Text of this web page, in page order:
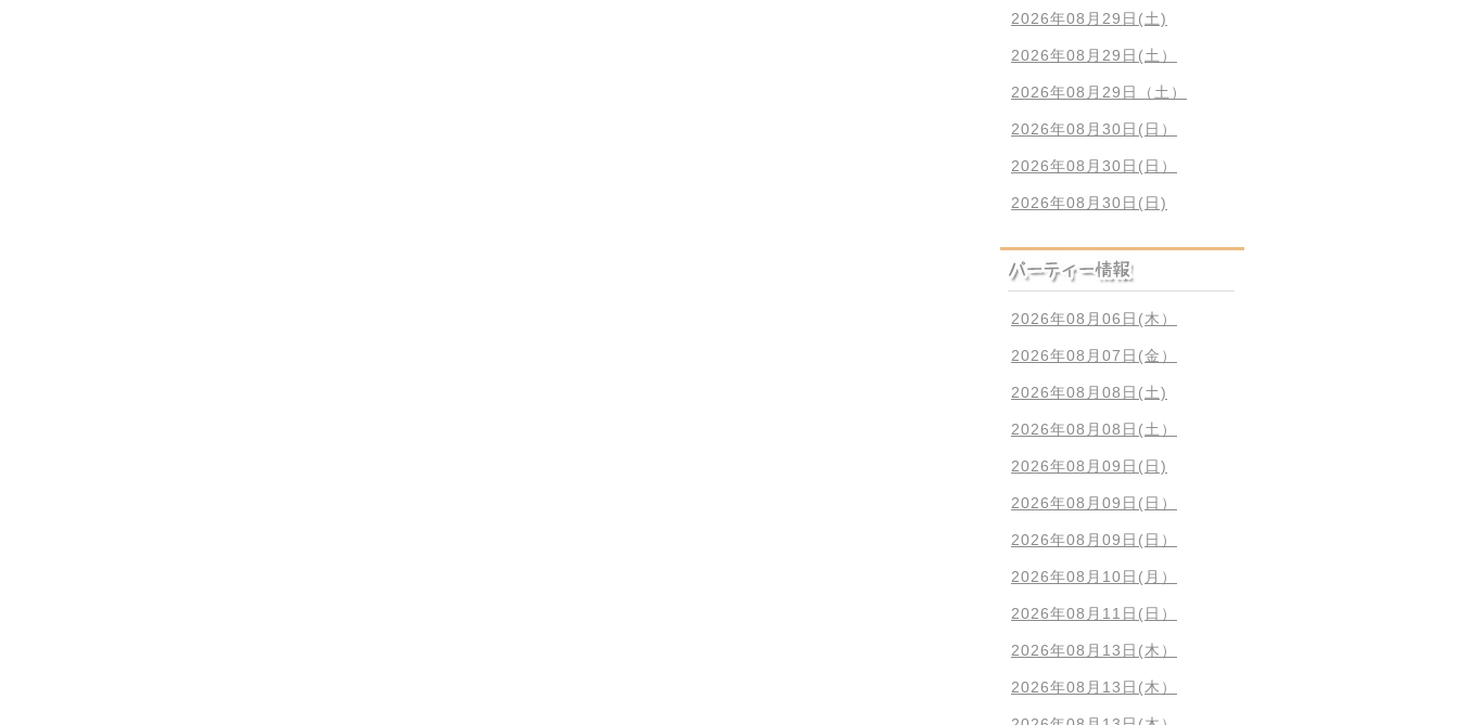
2026年08月29日(土)
2026年08月29日(土）
2026年08月29日（土）
2026年08月30日(日）
2026年08月30日(日）
2026年08月30日(日)
2026年08月06日(木）
2026年08月07日(金）
2026年08月08日(土)
2026年08月08日(土）
2026年08月09日(日)
2026年08月09日(日）
2026年08月09日(日）
2026年08月10日(月）
2026年08月11日(日）
2026年08月13日(木）
2026年08月13日(木）